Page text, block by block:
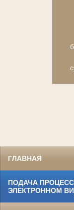
ГЛАВНАЯ
ПОДАЧА
ЭЛЕКТРОННОМ